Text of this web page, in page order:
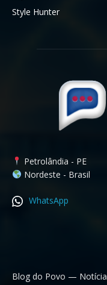
Style Hunter
Petrolândia - PE
Nordeste - Brasil
WhatsApp
Blog do Povo —